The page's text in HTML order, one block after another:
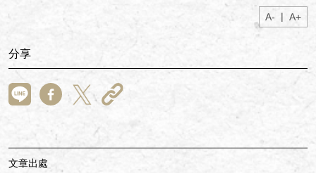
A- | A+
分享
文章出處